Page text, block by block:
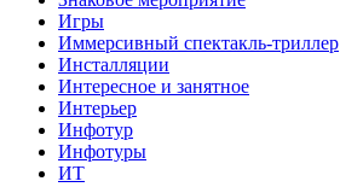
Игры
Иммерсивный спектакль-триллер
Инсталляции
Интересное и занятное
Интерьер
Инфотур
Инфотуры
ИТ